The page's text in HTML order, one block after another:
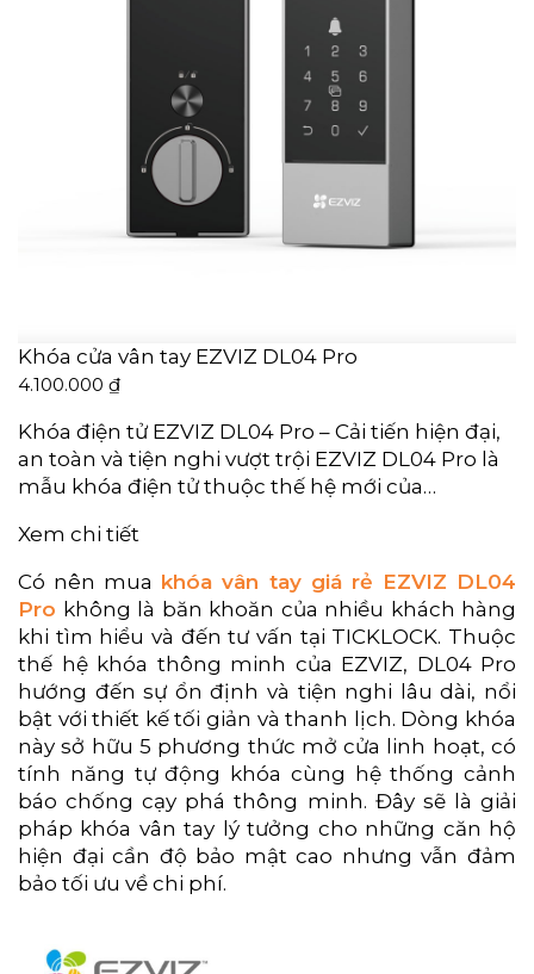
Khóa cửa vân tay EZVIZ DL04 Pro
4.100.000 ₫
Khóa điện tử EZVIZ DL04 Pro – Cải tiến hiện đại,
an toàn và tiện nghi vượt trội EZVIZ DL04 Pro là
mẫu khóa điện tử thuộc thế hệ mới của…
Xem chi tiết
Có nên mua khóa vân tay giá rẻ EZVIZ DL04
Pro không là băn khoăn của nhiều khách hàng
khi tìm hiểu và đến tư vấn tại TICKLOCK. Thuộc
thế hệ khóa thông minh của EZVIZ, DL04 Pro
hướng đến sự ổn định và tiện nghi lâu dài, nổi
bật với thiết kế tối giản và thanh lịch. Dòng khóa
này sở hữu 5 phương thức mở cửa linh hoạt, có
tính năng tự động khóa cùng hệ thống cảnh
báo chống cạy phá thông minh. Đây sẽ là giải
pháp khóa vân tay lý tưởng cho những căn hộ
hiện đại cần độ bảo mật cao nhưng vẫn đảm
bảo tối ưu về chi phí.